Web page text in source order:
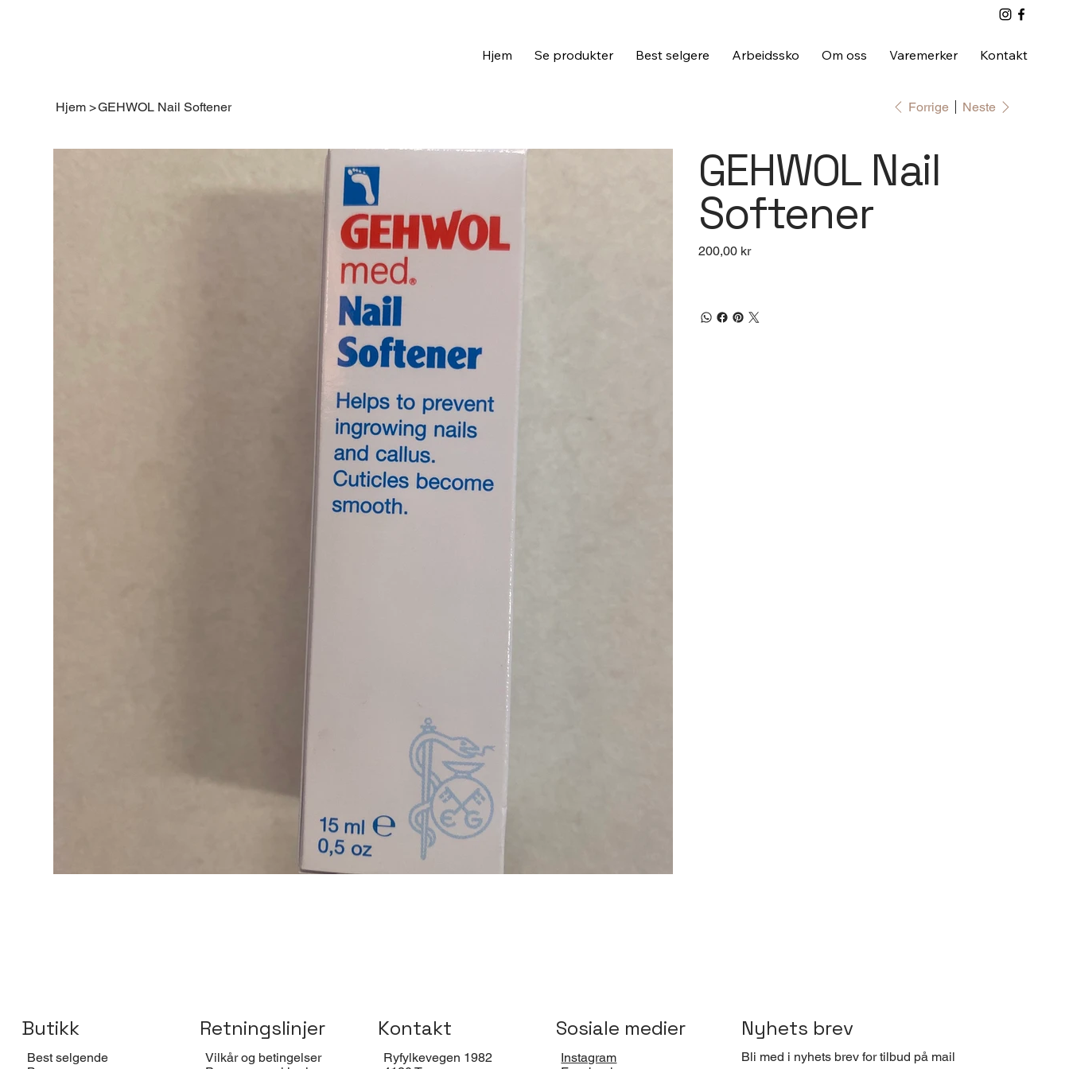
Hjem Se produkter Best selgere Arbeidssko Om oss Varemerker Kontakt
Hjem >GEHWOL Nail Softener Forrige Neste
GEHWOL Nail
Softener
Pris
200,00 kr
Butikk
Best selgende
Retningslinjer
Vilkår og betingelser
Kontakt
Ryfylkevegen 1982
Sosiale medier
Instagram
Nyhets brev
Bli med i nyhets brev for tilbud på mail